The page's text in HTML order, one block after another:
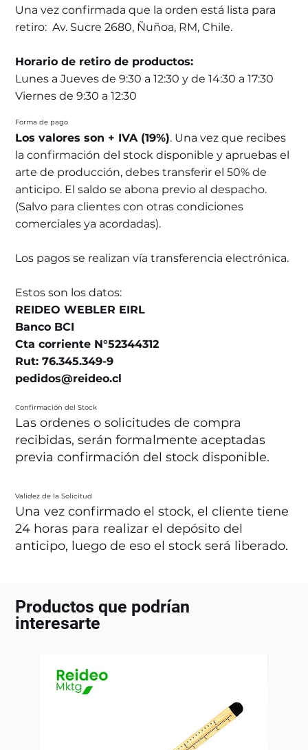
Una vez confirmada que la orden está lista para
retiro: Av. Sucre 2680, Ñuñoa, RM, Chile.
Horario de retiro de productos:
Lunes a Jueves de 9:30 a 12:30 y de 14:30 a 17:30
Viernes de 9:30 a 12:30
Forma de pago
Los valores son + IVA (19%). Una vez que recibes
la confirmación del stock disponible y apruebas el
arte de producción, debes transferir el 50% de
anticipo. El saldo se abona previo al despacho.
(Salvo para clientes con otras condiciones
comerciales ya acordadas).
Los pagos se realizan vía transferencia electrónica.
Estos son los datos:
REIDEO WEBLER EIRL
Banco BCI
Cta corriente N°52344312
Rut: 76.345.349-9
pedidos@reideo.cl
Confirmación del Stock
Las ordenes o solicitudes de compra
recibidas, serán formalmente aceptadas
previa confirmación del stock disponible.
Validez de la Solicitud
Una vez confirmado el stock, el cliente tiene
24 horas para realizar el depósito del
anticipo, luego de eso el stock será liberado.
Productos que podrían
interesarte